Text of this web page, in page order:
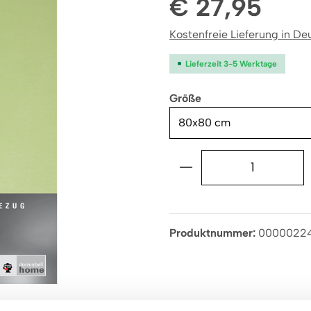
€ 27,95
Kostenfreie Lieferung in
Lieferzeit 3-5 Werktage
Größeauswählen
Produkt Anzahl:
Produktnummer: